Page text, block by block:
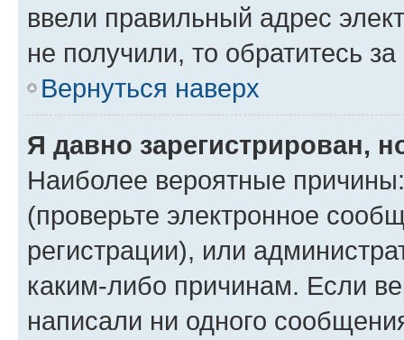
ввели правильный адрес
не получили, то обратитесь
Вернуться наверх
Я давно зарегистрирован,
Наиболее вероятные
(проверьте электронное
регистрации), или
каким-либо причинам. Если
написали ни одного